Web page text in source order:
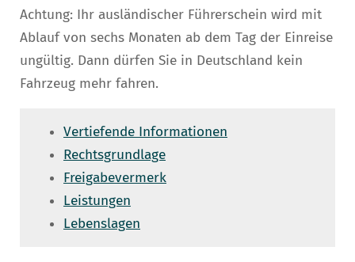
Achtung: Ihr ausländischer Führerschein wird mit
Ablauf von sechs Monaten ab dem Tag der Einreise
ungültig. Dann dürfen Sie in Deutschland kein
Fahrzeug mehr fahren.
Vertiefende Informationen
Rechtsgrundlage
Freigabevermerk
Leistungen
Lebenslagen